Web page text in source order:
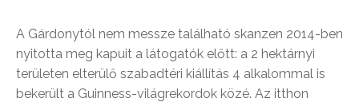
A Gárdonytól nem messze található skanzen 2014-ben
nyitotta meg kapuit a látogatók előtt: a 2 hektárnyi
területen elterülő szabadtéri kiállítás 4 alkalommal is
bekerült a Guinness-világrekordok közé. Az itthon